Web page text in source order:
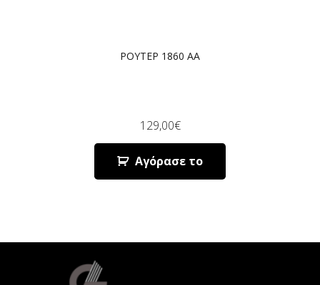
ΡΟΥΤΕΡ 1860 AA
129,00€
Αγόρασε το